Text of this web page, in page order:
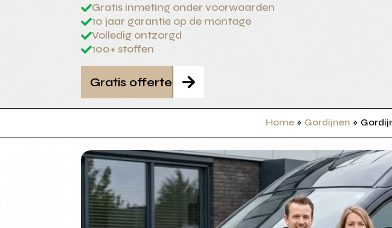
Gratis inmeting onder voorwaarden
10 jaar garantie op de montage
Volledig ontzorgd
100+ stoffen

Gratis offerte
Home » Gordijnen »